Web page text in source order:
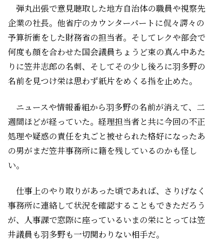
弾丸出張で意見聴取した地方自治体の職員や視察先
企業の社長。他省庁のカウンターパートに侃々諤々の
予算折衝をした財務省の担当者。そしてレクや部会で
何度も顔を合わせた国会議員――ちょうど束の真ん中あた
りに笠井志郎の名刺、そしてその少し後ろに羽多野の
名前を見つけ栄は思わず紙片をめくる指を止めた。
ニュースや情報番組から羽多野の名前が消えて、二
週間ほどが経っていた。経理担当者と共に今回の不正
処理や疑惑の責任を丸ごと被せられた格好になったあ
の男がまだ笠井事務所に籍を残しているのかも怪し
い。
仕事上のやり取りがあった頃であれば、さりげなく
事務所に連絡して状況を確認することもできただろう
が、人事課で窓際に座っているいまの栄にとっては笠
井議員も羽多野も一切関わりない相手だ。